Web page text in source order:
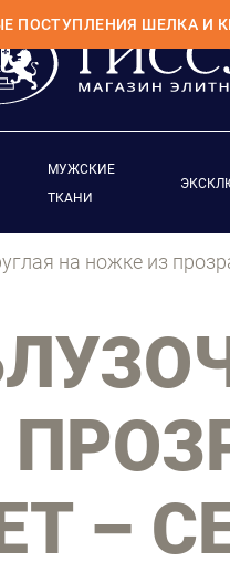
ПОСТУПЛЕНИЯ ШЕЛКА И
МУЖСКИЕ
ТКАНИ
на ножке из
–